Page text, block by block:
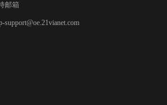
邮箱
support@oe.21vianet.com